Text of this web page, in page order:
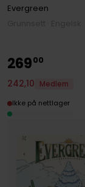
Evergreen
26900
242,10
Medlem
Ikke på nettlager